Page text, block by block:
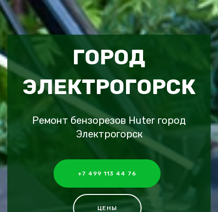
ГОРОД
ЭЛЕКТРОГОРСК
Ремонт бензорезов Huter город
Электрогорск
+7 499 113 44 76
ЦЕНЫ